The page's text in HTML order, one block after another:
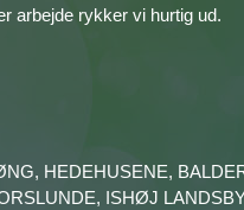
arbejde rykker vi hurtig ud.
HEDEHUSENE,
ISHØJ